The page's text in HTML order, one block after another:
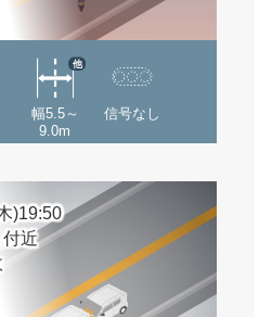
幅5.5～
9.0m
他
信号なし
)19:50
近